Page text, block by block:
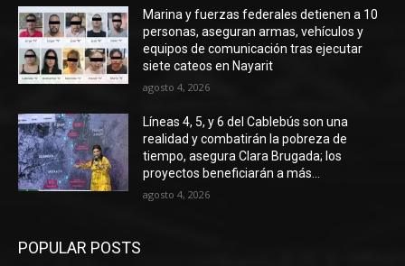
Marina y fuerzas federales detienen a 10
personas, aseguran armas, vehículos y
equipos de comunicación tras ejecutar
siete cateos en Nayarit
agosto 4, 2026
Líneas 4, 5, y 6 del Cablebús son una
realidad y combatirán la pobreza de
tiempo, asegura Clara Brugada; los
proyectos beneficiarán a más...
agosto 4, 2026
POPULAR POSTS